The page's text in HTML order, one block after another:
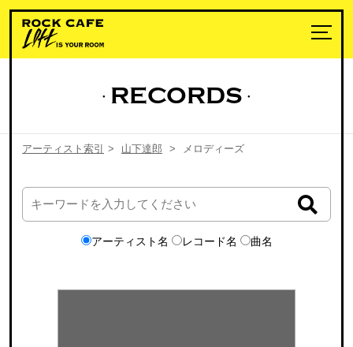
RECORDS
アーティスト索引 > 山下達郎 > メロディーズ
アーティスト名 レコード名 曲名